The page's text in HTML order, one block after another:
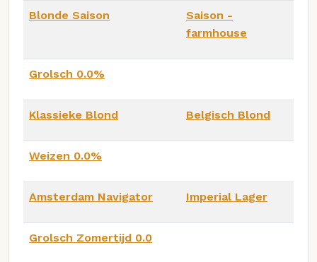
Blonde Saison
Saison -
farmhouse
Grolsch 0.0%
Klassieke Blond Belgisch Blond
Weizen 0.0%
Amsterdam Navigator Imperial Lager
Grolsch Zomertijd 0.0